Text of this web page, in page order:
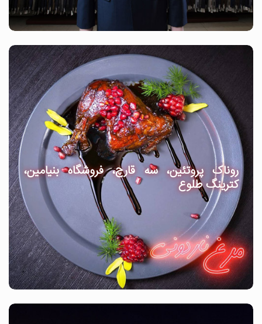
روناک پروتئین، سه قارچ، فروشگاه بنیامین،
کترینگ طلوع